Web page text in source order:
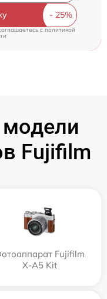
c политикой
Fujifilm
Fujifilm
X-A5 Kit